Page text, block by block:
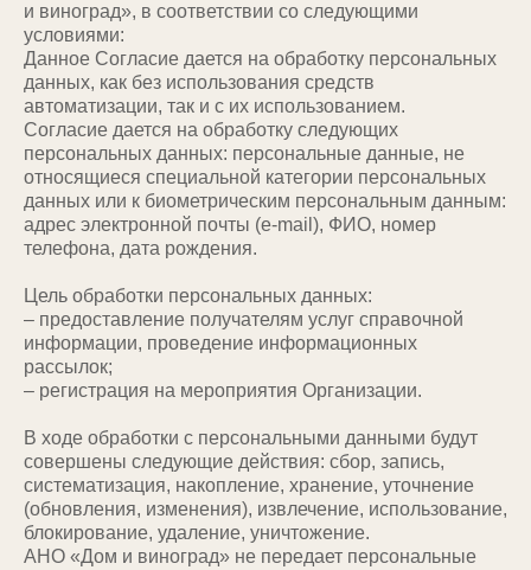
и виноград», в соответствии со следующими
условиями:
Данное Согласие дается на обработку персональных
данных, как без использования средств
автоматизации, так и с их использованием.
Согласие дается на обработку следующих
персональных данных: персональные данные, не
относящиеся специальной категории персональных
данных или к биометрическим персональным данным:
адрес электронной почты (e-mail), ФИО, номер
телефона, дата рождения.
Цель обработки персональных данных:
– предоставление получателям услуг справочной
информации, проведение информационных
рассылок;
– регистрация на мероприятия Организации.
В ходе обработки с персональными данными будут
совершены следующие действия: сбор, запись,
систематизация, накопление, хранение, уточнение
(обновления, изменения), извлечение, использование,
блокирование, удаление, уничтожение.
АНО «Дом и виноград» не передает персональные